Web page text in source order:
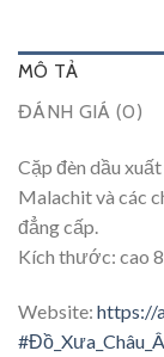
MÔ TẢ
ĐÁNH GIÁ (0)
Cặp đèn dầu
Malachit và các
đẳng cấp.
Kích thước: cao
Website: https://